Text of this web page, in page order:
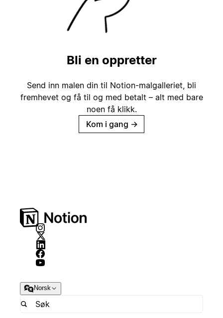
Bli en oppretter
Send inn malen din til Notion-malgalleriet, bli
fremhevet og få til og med betalt – alt med bare
noen få klikk.
Kom i gang →
Norsk